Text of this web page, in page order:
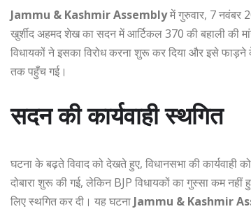
Jammu & Kashmir Assemblyमें गुरुवार, 7 नवंबर
खुर्शीद अहमद शेख का सदन में आर्टिकल 370 की बहाली की
विधायकों ने इसका विरोध करना शुरू कर दिया और इसे
तक पहुँच गई।
सदन की कार्यवाही स्थगित
घटना के बढ़ते विवाद को देखते हुए, विधानसभा की कार्यवाही
दोबारा शुरू की गई, लेकिन BJP विधायकों का गुस्सा कम
लिए स्थगित कर दी। यह घटना Jammu & Kashmir